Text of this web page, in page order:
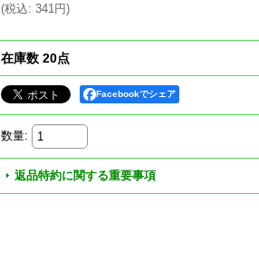
(税込: 341円)
在庫数 20点
Facebookでシェア
数量:
返品特約に関する重要事項